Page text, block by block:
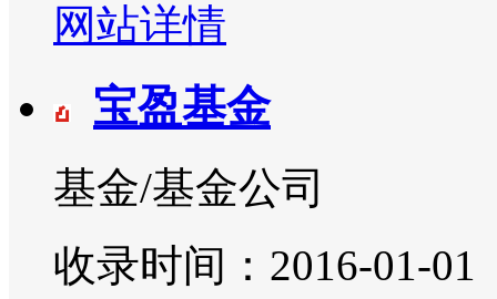
网站详情
宝盈基金
基金/基金公司
收录时间：2016-01-01